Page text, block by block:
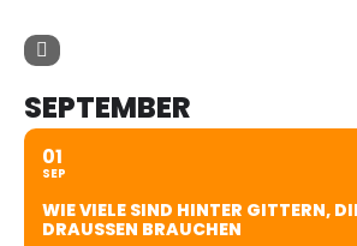
SEPTEMBER
01
SEP
WIE VIELE SIND HINTER GITTERN,
DRAUSSEN BRAUCHEN